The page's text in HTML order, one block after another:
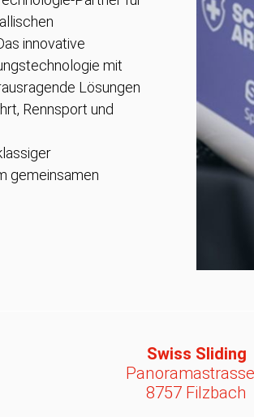
innovative
mit
Lösungen
Rennsport und
gemeinsamen
Swiss Sliding
8757 Filzbach